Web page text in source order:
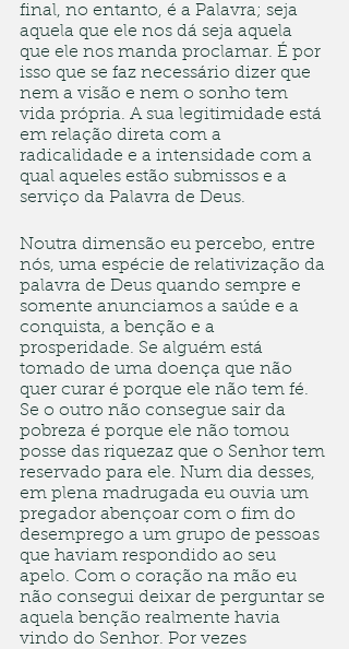
final, no entanto, é a Palavra; seja
aquela que ele nos dá seja aquela
que ele nos manda proclamar. É por
isso que se faz necessário dizer que
nem a visão e nem o sonho tem
vida própria. A sua legitimidade está
em relação direta com a
radicalidade e a intensidade com a
qual aqueles estão submissos e a
serviço da Palavra de Deus.
Noutra dimensão eu percebo, entre
nós, uma espécie de relativização da
palavra de Deus quando sempre e
somente anunciamos a saúde e a
conquista, a benção e a
prosperidade. Se alguém está
tomado de uma doença que não
quer curar é porque ele não tem fé.
Se o outro não consegue sair da
pobreza é porque ele não tomou
posse das riquezaz que o Senhor tem
reservado para ele. Num dia desses,
em plena madrugada eu ouvia um
pregador abençoar com o fim do
desemprego a um grupo de pessoas
que haviam respondido ao seu
apelo. Com o coração na mão eu
não consegui deixar de perguntar se
aquela benção realmente havia
vindo do Senhor. Por vezes